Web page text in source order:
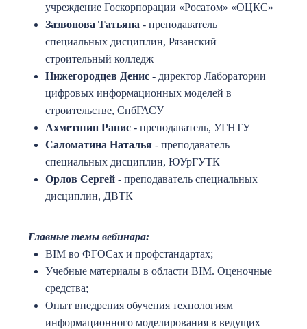
учреждение Госкорпорации «Росатом» «ОЦКС»
Зазвонова Татьяна - преподаватель
специальных дисциплин, Рязанский
строительный колледж
Нижегородцев Денис - директор Лаборатории
цифровых информационных моделей в
строительстве, СпбГАСУ
Ахметшин Ранис - преподаватель, УГНТУ
Саломатина Наталья - преподаватель
специальных дисциплин, ЮУрГУТК
Орлов Сергей - преподаватель специальных
дисциплин, ДВТК
Главные темы вебинара:
BIM во ФГОСах и профстандартах;
Учебные материалы в области BIM. Оценочные
средства;
Опыт внедрения обучения технологиям
информационного моделирования в ведущих